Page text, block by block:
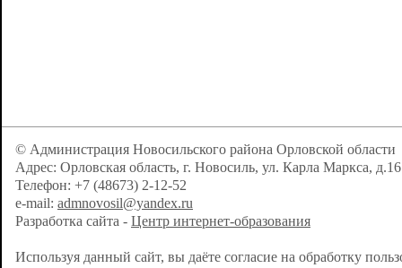
© Администрация Новосильского района Орловской области
Адрес: Орловская область, г. Новосиль, ул. Карла Маркса, д.16
Телефон: +7 (48673) 2-12-52
e-mail: admnovosil@yandex.ru
Разработка сайта - Центр интернет-образования
Используя данный сайт, вы даёте согласие на обработку